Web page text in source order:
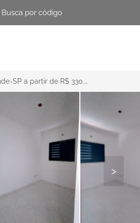
Casa de Condomínio em Princesa, Praia Grande-SP a partir de R$ 330.000
>